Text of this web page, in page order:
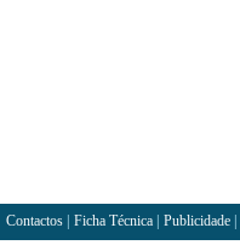
Contactos Ficha Técnica Publicidade